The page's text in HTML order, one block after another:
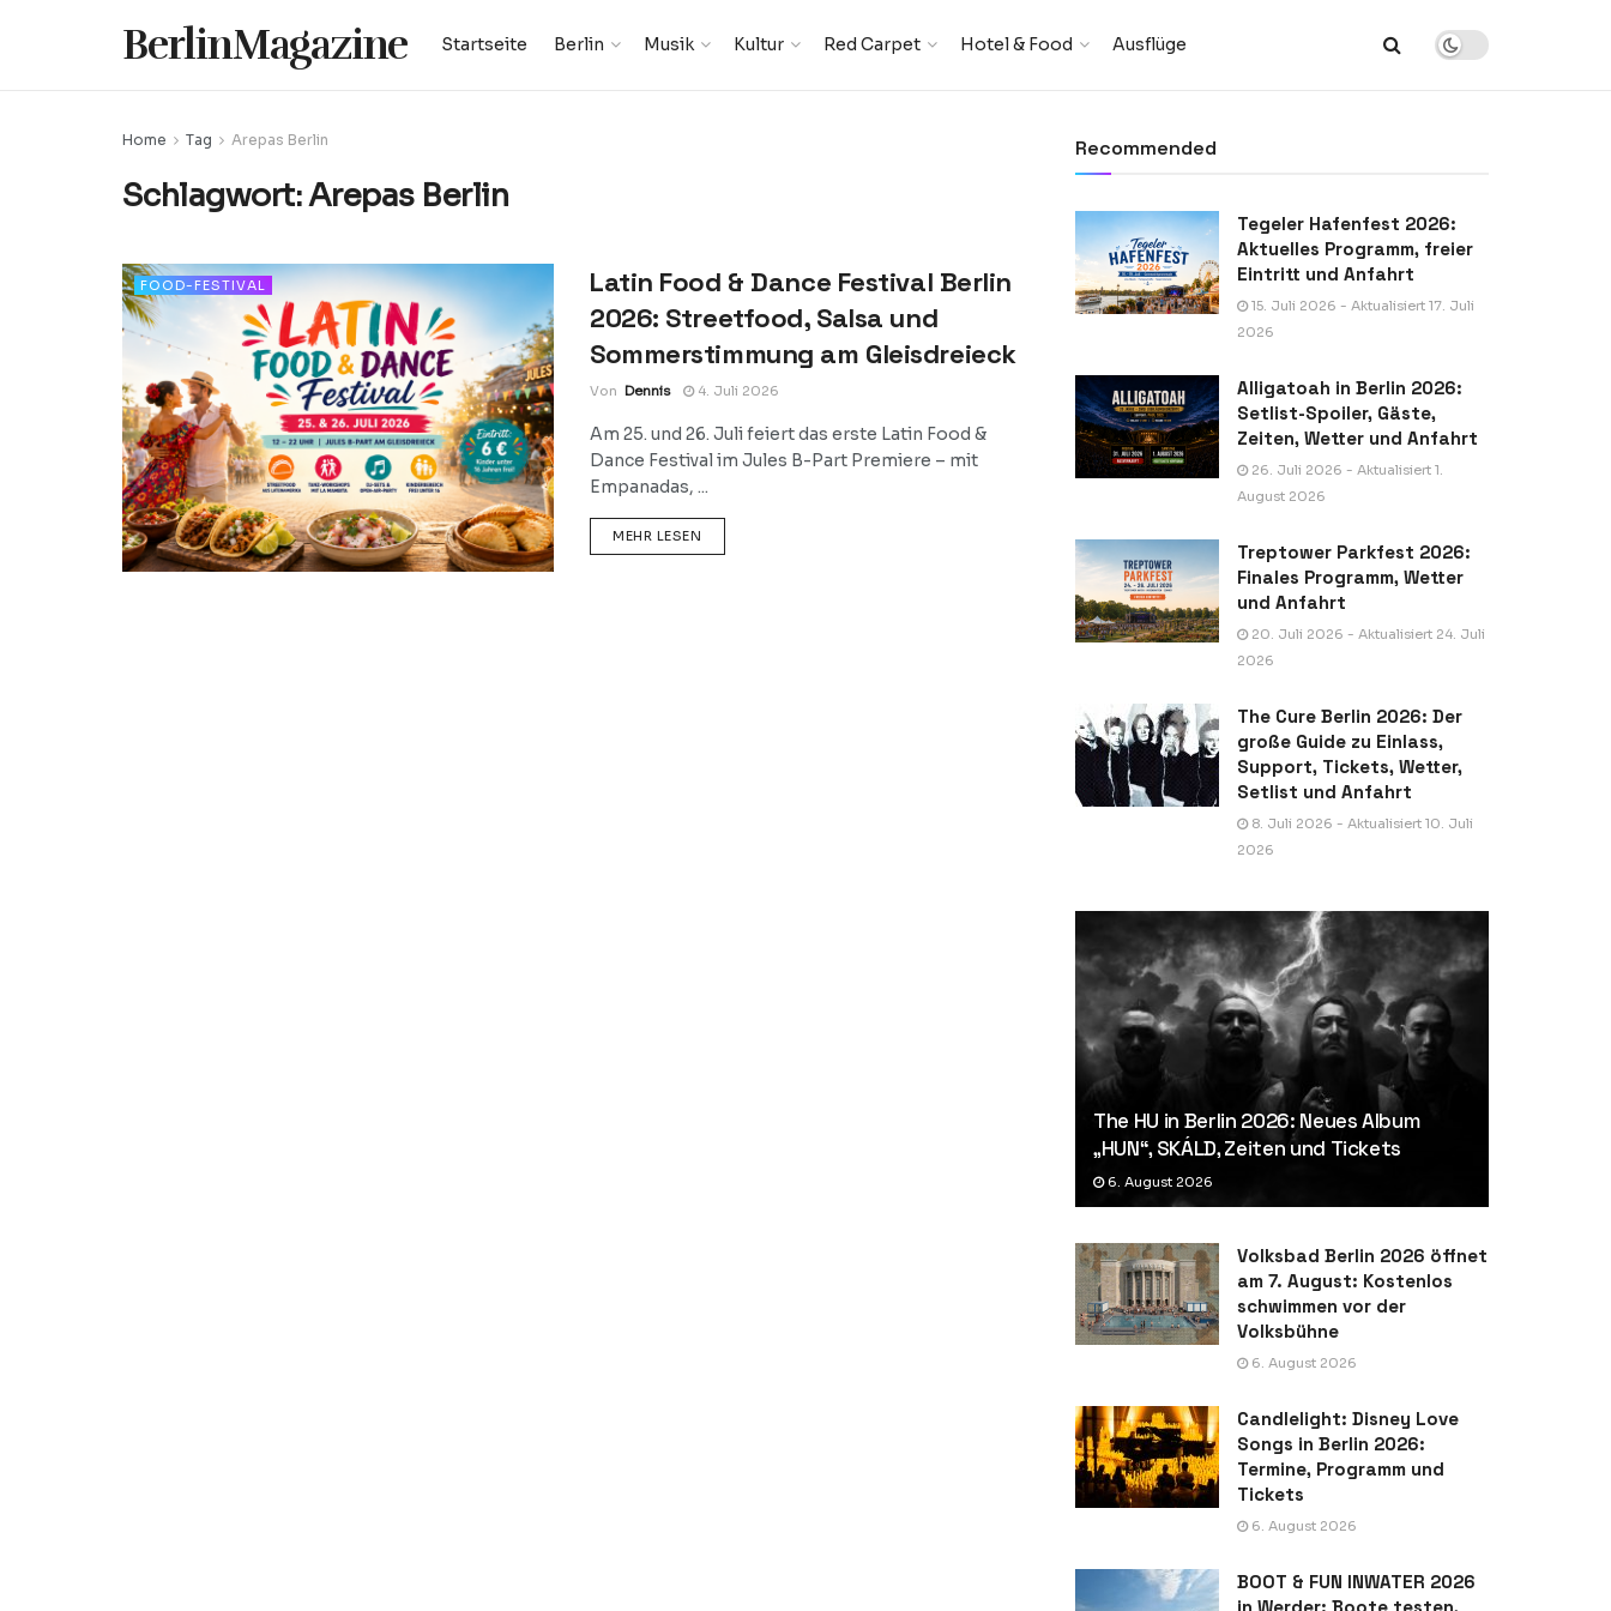
BerlinMagazine Startseite Berlin Musik Kultur Red Carpet Hotel & Food Ausflüge
Home Tag Arepas Berlin
Schlagwort:Arepas Berlin
FOOD-FESTIVAL
Latin Food & Dance Festival Berlin
2026: Streetfood, Salsa und
Sommerstimmung am Gleisdreieck
Von Dennis 4. Juli 2026
Am 25. und 26. Juli feiert das erste Latin Food &
Dance Festival im Jules B-Part Premiere – mit
Empanadas, ...
MEHR LESEN
Recommended
Tegeler Hafenfest 2026:
Aktuelles Programm, freier
Eintritt und Anfahrt
15. Juli 2026 - Aktualisiert 17. Juli
2026
Alligatoah in Berlin 2026:
Setlist-Spoiler, Gäste,
Zeiten, Wetter und Anfahrt
26. Juli 2026 - Aktualisiert 1.
August 2026
Treptower Parkfest 2026:
Finales Programm, Wetter
und Anfahrt
20. Juli 2026 - Aktualisiert 24. Juli
2026
The Cure Berlin 2026: Der
große Guide zu Einlass,
Support, Tickets, Wetter,
Setlist und Anfahrt
8. Juli 2026 - Aktualisiert 10. Juli
2026
The HU in Berlin 2026: Neues Album
„HUN“, SKÁLD, Zeiten und Tickets
6. August 2026
Volksbad Berlin 2026 öffnet
am 7. August: Kostenlos
schwimmen vor der
Volksbühne
6. August 2026
Candlelight: Disney Love
Songs in Berlin 2026:
Termine, Programm und
Tickets
6. August 2026
BOOT & FUN INWATER 2026
in Werder: Boote testen,